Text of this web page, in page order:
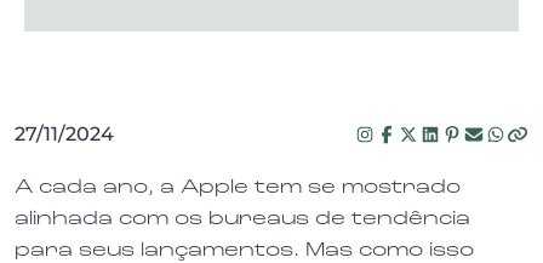
27/11/2024
A cada ano, a Apple tem se mostrado
alinhada com os bureaus de tendência
para seus lançamentos. Mas como isso